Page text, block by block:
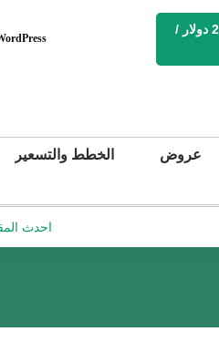
الاشتراك مقابل 20 دولار /
عروض الخطط والتسعير
احدث